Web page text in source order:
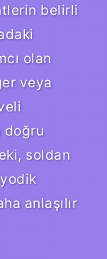
belirli
olan
veya
doğru
soldan
anlaşılır